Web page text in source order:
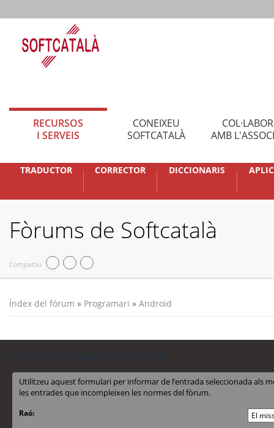
RECURSOS
I SERVEIS
CONEIXEU
SOFTCATALÀ
AMB
TRADUCTOR CORRECTOR DICCIONARIS
Fòrums de Softcatalà
Compartiu
Índex del fòrum » Programari » Android
Utilitzeu aquest formulari per informar de l’entrada seleccionada als
les entrades que incompleixen les normes del fòrum.
Raó: